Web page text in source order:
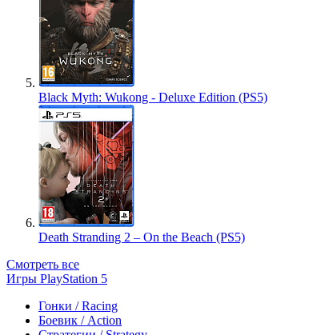
Black Myth: Wukong - Deluxe Edition (PS5)
Death Stranding 2 – On the Beach (PS5)
Смотреть все
Игры PlayStation 5
Гонки / Racing
Боевик / Action